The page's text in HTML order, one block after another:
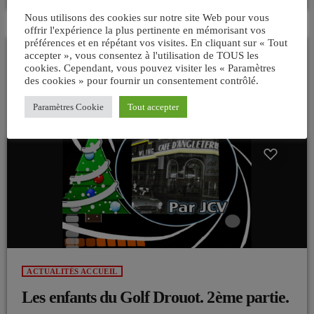
insert_link
ACTUALITÉS ACCUEIL
Les enfants du Golf Drouot. 2ème partie.
Nous utilisons des cookies sur notre site Web pour vous
offrir l'expérience la plus pertinente en mémorisant vos
préférences et en répétant vos visites. En cliquant sur « Tout
accepter », vous consentez à l'utilisation de TOUS les
cookies. Cependant, vous pouvez visiter les « Paramètres
des cookies » pour fournir un consentement contrôlé.
Paramètres Cookie Tout accepter